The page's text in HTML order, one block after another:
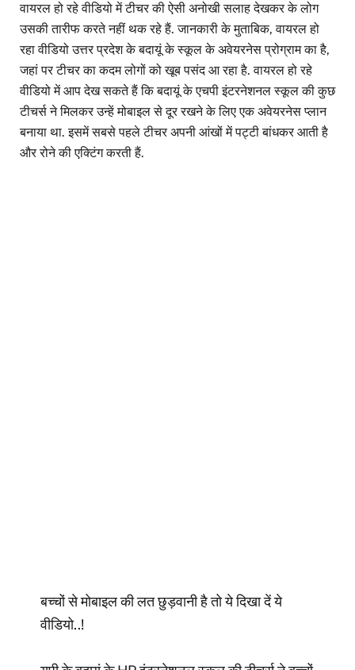
वायरल हो रहे वीडियो में टीचर की ऐसी अनोखी सलाह देखकर के लोग
उसकी तारीफ करते नहीं थक रहे हैं. जानकारी के मुताबिक, वायरल हो
रहा वीडियो उत्तर प्रदेश के बदायूं के स्कूल के अवेयरनेस प्रोग्राम का है,
जहां पर टीचर का कदम लोगों को खूब पसंद आ रहा है. वायरल हो रहे
वीडियो में आप देख सकते हैं कि बदायूं के एचपी इंटरनेशनल स्कूल की कुछ
टीचर्स ने मिलकर उन्हें मोबाइल से दूर रखने के लिए एक अवेयरनेस प्लान
बनाया था. इसमें सबसे पहले टीचर अपनी आंखों में पट्टी बांधकर आती है
और रोने की एक्टिंग करती हैं.
बच्चों से मोबाइल की लत छुड़वानी है तो ये दिखा दें ये
वीडियो..!